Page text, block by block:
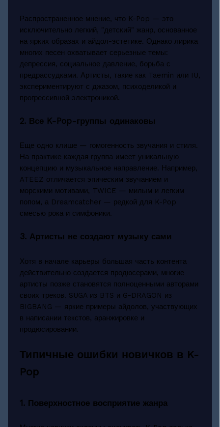
Распространенное мнение, что K-Pop — это
исключительно легкий, "детский" жанр, основанное
на ярких образах и айдол-эстетике. Однако лирика
многих песен охватывает серьезные темы:
депрессия, социальное давление, борьба с
предрассудками. Артисты, такие как Taemin или IU,
экспериментируют с джазом, психоделикой и
прогрессивной электроникой.
2. Все K-Pop-группы одинаковы
Еще одно клише — гомогенность звучания и стиля.
На практике каждая группа имеет уникальную
концепцию и музыкальное направление. Например,
ATEEZ отличается эпическим звучанием и
морскими мотивами, TWICE — милым и легким
попом, а Dreamcatcher — редкой для K-Pop
смесью рока и симфоники.
3. Артисты не создают музыку сами
Хотя в начале карьеры большая часть контента
действительно создается продюсерами, многие
артисты позже становятся полноценными авторами
своих треков. SUGA из BTS и G-DRAGON из
BIGBANG — яркие примеры айдолов, участвующих
в написании текстов, аранжировке и
продюсировании.
Типичные ошибки новичков в K-
Pop
1. Поверхностное восприятие жанра